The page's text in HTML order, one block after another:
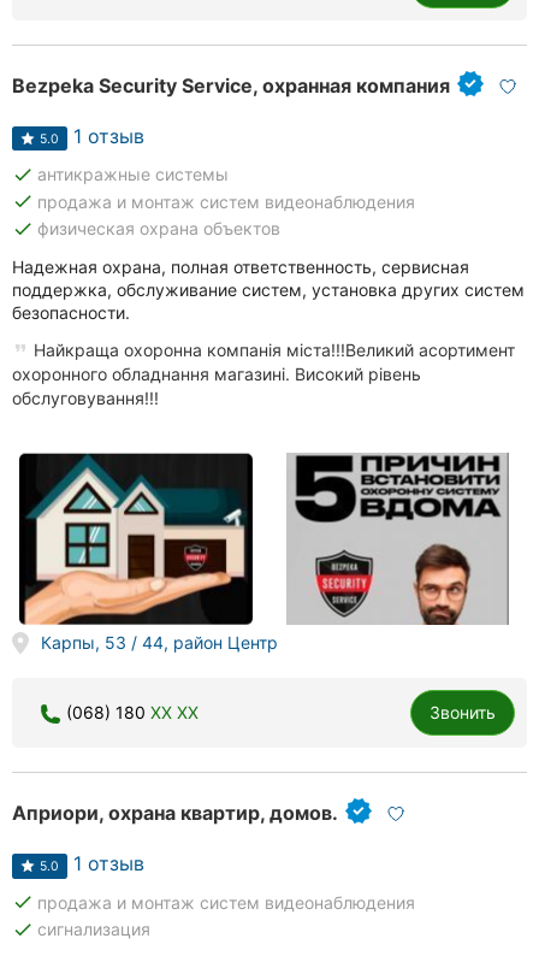
Bezpeka Security Service, охранная компания
5.0 1 отзыв
done антикражные системы
done продажа и монтаж систем видеонаблюдения
done физическая охрана объектов
Надежная охрана, полная ответственность, сервисная
поддержка, обслуживание систем, установка других систем
безопасности.
Найкраща охоронна компанія міста!!!Великий асортимент
охоронного обладнання магазині. Високий рівень
обслуговування!!!
Карпы, 53 / 44, район Центр
(068) 180 XX XX Звонить
Априори, охрана квартир, домов.
5.0 1 отзыв
done продажа и монтаж систем видеонаблюдения
done сигнализация